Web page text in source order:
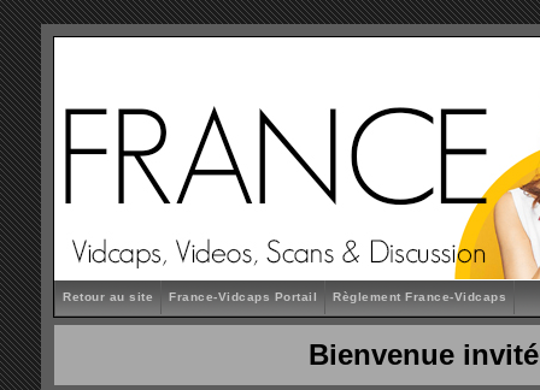
Retour au site France-Vidcaps Portail Règlement France-Vidcaps
Bienvenue invité